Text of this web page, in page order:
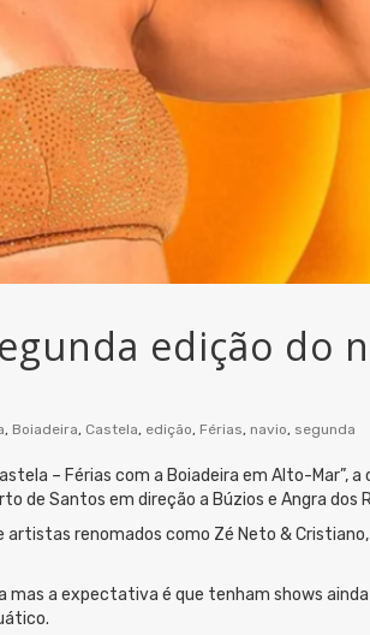
edição do
, Boiadeira, Castela, edição, Férias, navio, segunda
– Férias com a Boiadeira em Alto-Mar”,
de Santos em direção a Búzios e Angra dos
renomados como Zé Neto &
a expectativa é que tenham shows